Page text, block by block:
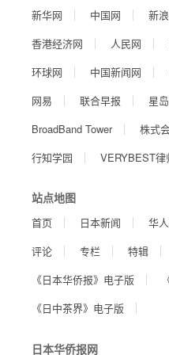
新华网 中国网 新
香港经济网
人民网
环球网
中国新闻网
网易
联合早报
星
BroadBand Tower
株式
行知学园
VERYBEST律
站点地图
首页 日本新闻 华
评论
专栏 特辑
《日本华侨报》电子版
《日中茶界》电子版
日本华侨报网